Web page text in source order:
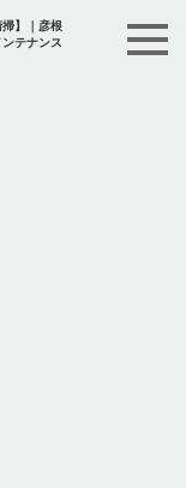
掃】｜彦根
テナンス